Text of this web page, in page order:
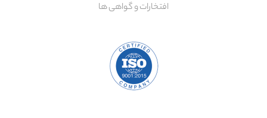
Menu
افتخارات و گواهی ها